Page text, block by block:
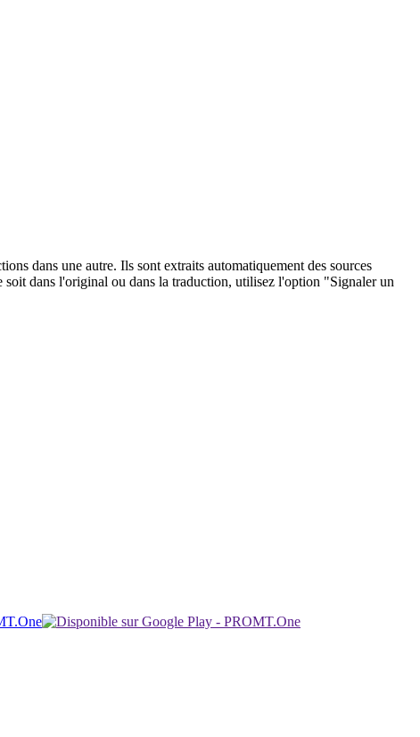
dans une autre. Ils sont extraits automatiquement des sources
soit dans l'original ou dans la traduction, utilisez l'option "Signaler un